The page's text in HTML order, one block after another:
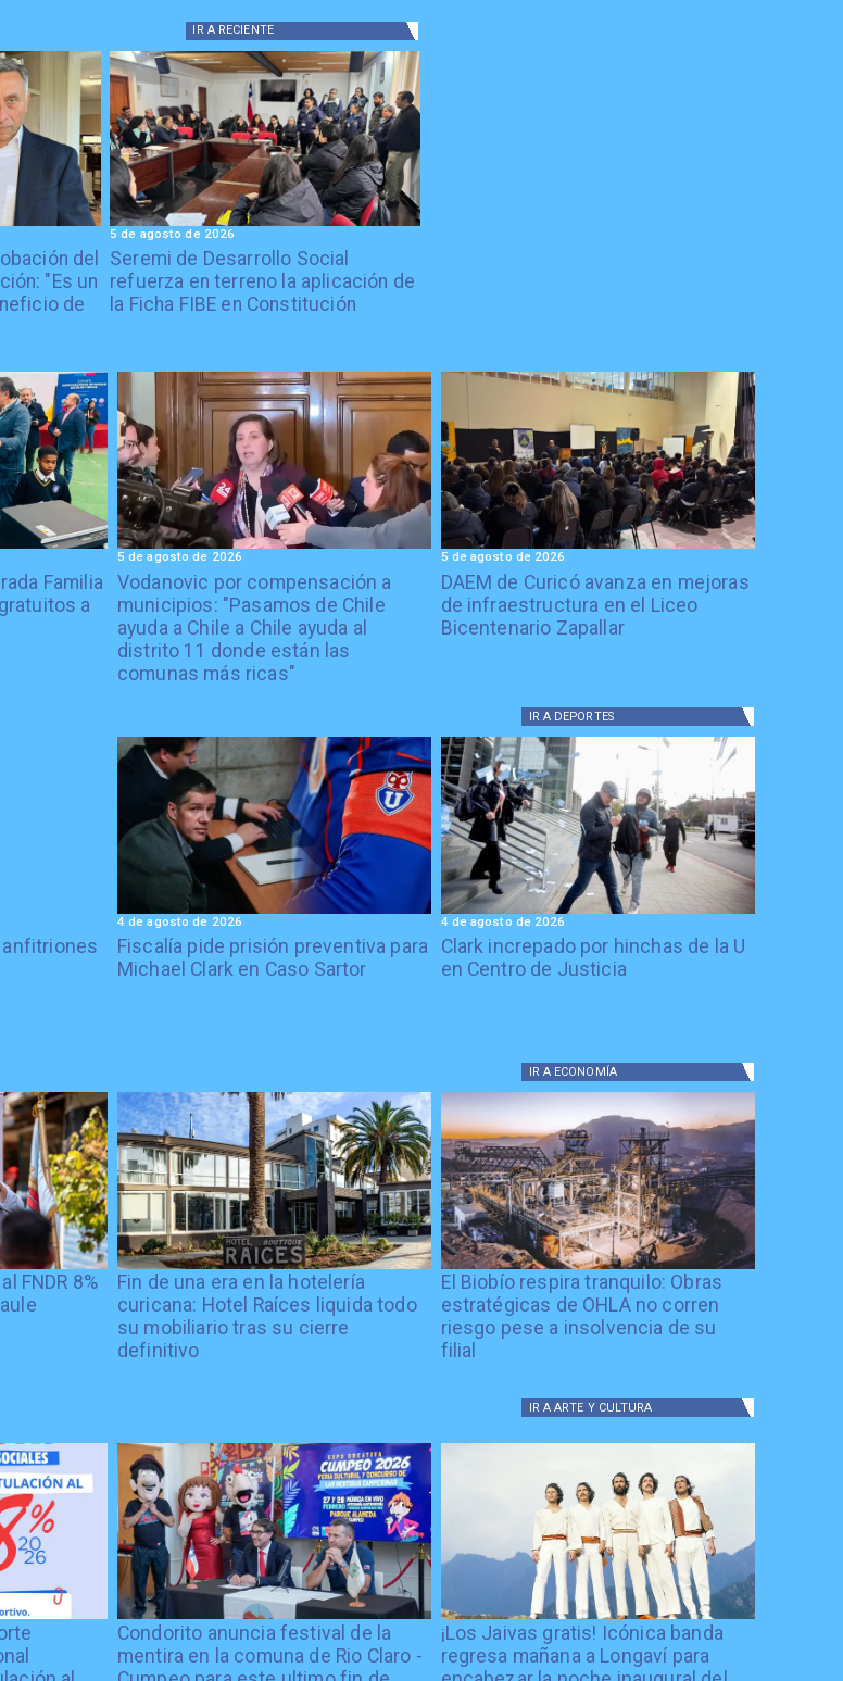
IR A RECIENTE
del
"Es un
de
Seremi de Desarrollo Social
refuerza en terreno la aplicación de
la Ficha FIBE en Constitución
5 de agosto de 2026
Familia
a
Vodanovic por compensación a
municipios: "Pasamos de Chile
ayuda a Chile a Chile ayuda al
distrito 11 donde están las
comunas más ricas"
5 de agosto de 2026
DAEM de Curicó avanza en mejoras
de infraestructura en el Liceo
Bicentenario Zapallar
5 de agosto de 2026
IR A DEPORTES
anfitriones
Fiscalía pide prisión preventiva para
Michael Clark en Caso Sartor
4 de agosto de 2026
Clark increpado por hinchas de la U
en Centro de Justicia
4 de agosto de 2026
IR A ECONOMÍA
FNDR 8%
Fin de una era en la hotelería
curicana: Hotel Raíces liquida todo
su mobiliario tras su cierre
definitivo
El Biobío respira tranquilo: Obras
estratégicas de OHLA no corren
riesgo pese a insolvencia de su
filial
IR A ARTE Y CULTURA
Condorito anuncia festival de la
mentira en la comuna de Rio Claro -
¡Los Jaivas gratis! Icónica banda
regresa mañana a Longaví para